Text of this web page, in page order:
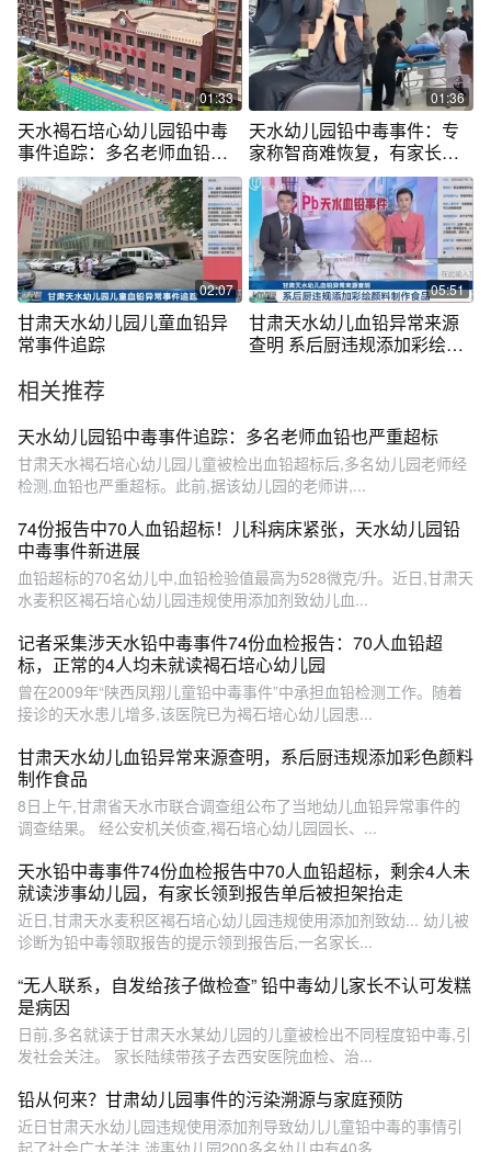
血铅异常。目前，8人被刑
拘。
01:33
天水褐石培心幼儿园铅中毒
事件追踪：多名老师血铅也
严重超标
01:36
天水幼儿园铅中毒事件：专
家称智商难恢复，有家长伤
心过度被抢救
02:07
甘肃天水幼儿园儿童血铅异
常事件追踪
05:51
甘肃天水幼儿血铅异常来源
查明 系后厨违规添加彩绘颜
相关推荐
天水幼儿园铅中毒事件追踪：多名老师血铅也严重超标
甘肃天水褐石培心幼儿园儿童被检出血铅超标后,多名幼儿园老师经
检测,血铅也严重超标。此前,据该幼儿园的老师讲,...
74份报告中70人血铅超标！儿科病床紧张，天水幼儿园铅
中毒事件新进展
血铅超标的70名幼儿中,血铅检验值最高为528微克/升。近日,甘肃天
水麦积区褐石培心幼儿园违规使用添加剂致幼儿血...
记者采集涉天水铅中毒事件74份血检报告：70人血铅超
标，正常的4人均未就读褐石培心幼儿园
曾在2009年“陕西凤翔儿童铅中毒事件”中承担血铅检测工作。随着
接诊的天水患儿增多,该医院已为褐石培心幼儿园患...
甘肃天水幼儿血铅异常来源查明，系后厨违规添加彩色颜料
制作食品
8日上午,甘肃省天水市联合调查组公布了当地幼儿血铅异常事件的
调查结果。 经公安机关侦查,褐石培心幼儿园园长、...
天水铅中毒事件74份血检报告中70人血铅超标，剩余4人未
就读涉事幼儿园，有家长领到报告单后被担架抬走
近日,甘肃天水麦积区褐石培心幼儿园违规使用添加剂致幼... 幼儿被
诊断为铅中毒领取报告的提示领到报告后,一名家长...
“无人联系，自发给孩子做检查” 铅中毒幼儿家长不认可发糕
是病因
日前,多名就读于甘肃天水某幼儿园的儿童被检出不同程度铅中毒,引
发社会关注。 家长陆续带孩子去西安医院血检、治...
铅从何来？甘肃幼儿园事件的污染溯源与家庭预防
近日甘肃天水幼儿园违规使用添加剂导致幼儿儿童铅中毒的事情引